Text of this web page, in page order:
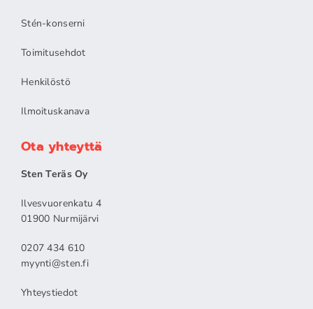
Stén-konserni
Toimitusehdot
Henkilöstö
Ilmoituskanava
Ota yhteyttä
Sten Teräs Oy
Ilvesvuorenkatu 4
01900 Nurmijärvi
0207 434 610
myynti@sten.fi
Yhteystiedot